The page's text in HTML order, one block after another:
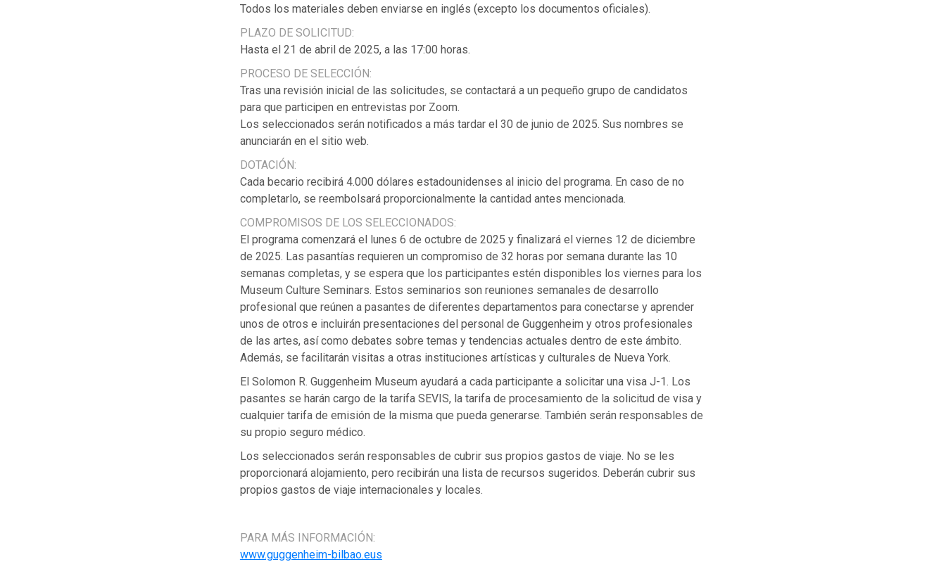
Todos los materiales deben enviarse en inglés (excepto los documentos oficiales).
PLAZO DE SOLICITUD:
Hasta el 21 de abril de 2025, a las 17:00 horas.
PROCESO DE SELECCIÓN:
Tras una revisión inicial de las solicitudes, se contactará a un pequeño grupo de candidatos
para que participen en entrevistas por Zoom.
Los seleccionados serán notificados a más tardar el 30 de junio de 2025. Sus nombres se
anunciarán en el sitio web.
DOTACIÓN:
Cada becario recibirá 4.000 dólares estadounidenses al inicio del programa. En caso de no
completarlo, se reembolsará proporcionalmente la cantidad antes mencionada.
COMPROMISOS DE LOS SELECCIONADOS:
El programa comenzará el lunes 6 de octubre de 2025 y finalizará el viernes 12 de diciembre
de 2025. Las pasantías requieren un compromiso de 32 horas por semana durante las 10
semanas completas, y se espera que los participantes estén disponibles los viernes para los
Museum Culture Seminars. Estos seminarios son reuniones semanales de desarrollo
profesional que reúnen a pasantes de diferentes departamentos para conectarse y aprender
unos de otros e incluirán presentaciones del personal de Guggenheim y otros profesionales
de las artes, así como debates sobre temas y tendencias actuales dentro de este ámbito.
Además, se facilitarán visitas a otras instituciones artísticas y culturales de Nueva York.
El Solomon R. Guggenheim Museum ayudará a cada participante a solicitar una visa J-1. Los
pasantes se harán cargo de la tarifa SEVIS, la tarifa de procesamiento de la solicitud de visa y
cualquier tarifa de emisión de la misma que pueda generarse. También serán responsables de
su propio seguro médico.
Los seleccionados serán responsables de cubrir sus propios gastos de viaje. No se les
proporcionará alojamiento, pero recibirán una lista de recursos sugeridos. Deberán cubrir sus
propios gastos de viaje internacionales y locales.
PARA MÁS INFORMACIÓN:
www.guggenheim-bilbao.eus